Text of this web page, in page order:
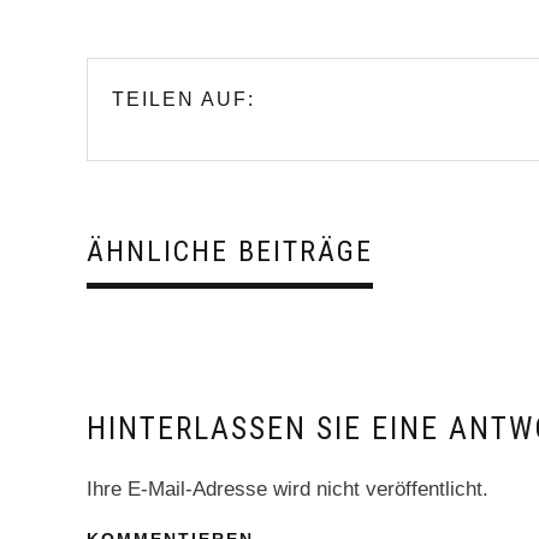
TEILEN AUF:
ÄHNLICHE BEITRÄGE
HINTERLASSEN SIE EINE
Ihre E-Mail-Adresse wird nicht veröffentlicht.